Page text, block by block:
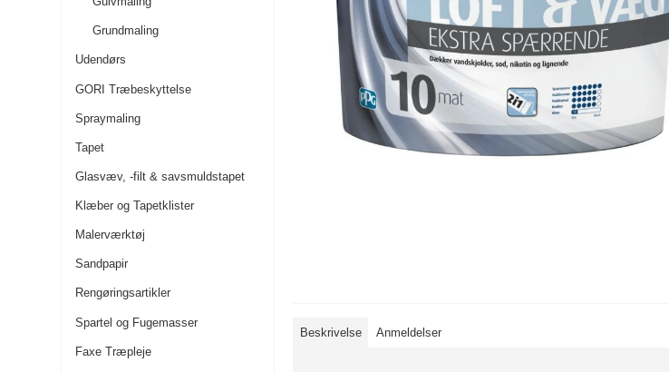
Grundmaling
Udendørs
GORI Træbeskyttelse
Spraymaling
Tapet
Glasvæv, -filt & savsmuldstapet
Klæber og Tapetklister
Malerværktøj
Sandpapir
Rengøringsartikler
Spartel og Fugemasser
Faxe Træpleje
Beskrivelse Anmeldelser